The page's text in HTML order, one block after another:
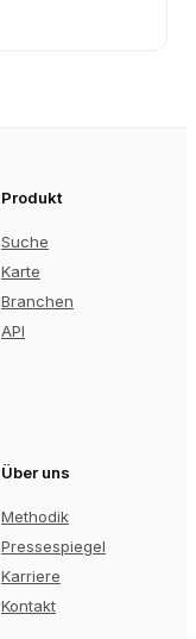
Produkt
Suche
Karte
Branchen
API
Über uns
Methodik
Pressespiegel
Karriere
Kontakt